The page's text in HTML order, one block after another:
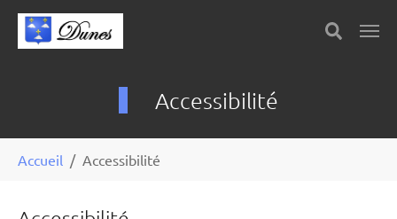
Skip to main content
Accessibilité
Accueil Accessibilité
Panneau de gestion des cookies